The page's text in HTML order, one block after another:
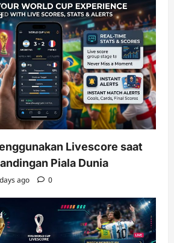
Livescore saat
Piala Dunia
ago 0